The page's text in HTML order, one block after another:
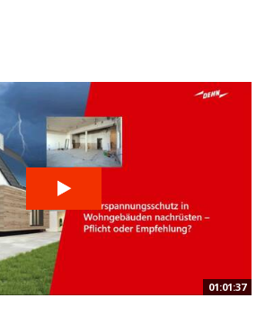
01:01:37